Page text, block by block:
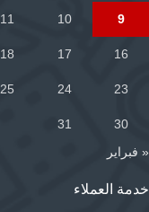
9
10
11
16
17
18
23
24
25
30
31
« فبراير
خدمة العملاء